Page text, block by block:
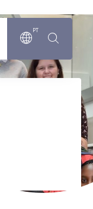
PT